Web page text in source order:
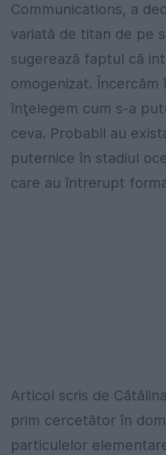
Communications, a
variată de titan de pe
sugerează faptul că
omogenizat. Încercăm
înţelegem cum s-a
ceva. Probabil au
puternice în stadiul
care au întrerupt
Articol scris de
prim cercetător în
particulelor